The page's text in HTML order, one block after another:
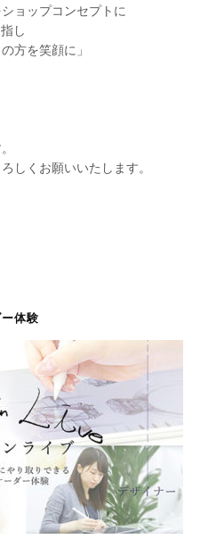
ョップコンセプトに
し
方を笑顔に」
しくお願いいたします。
体験